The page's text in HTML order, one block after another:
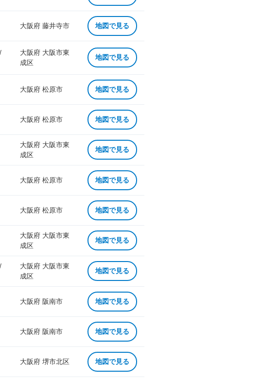
大阪府 藤井寺市 地図で見る
大阪府 大阪市東
成区
地図で見る
大阪府 松原市 地図で見る
大阪府 松原市 地図で見る
大阪府 大阪市東
成区
地図で見る
大阪府 松原市 地図で見る
大阪府 松原市 地図で見る
大阪府 大阪市東
成区
地図で見る
大阪府 大阪市東
成区
地図で見る
大阪府 阪南市 地図で見る
大阪府 阪南市 地図で見る
大阪府 堺市北区 地図で見る